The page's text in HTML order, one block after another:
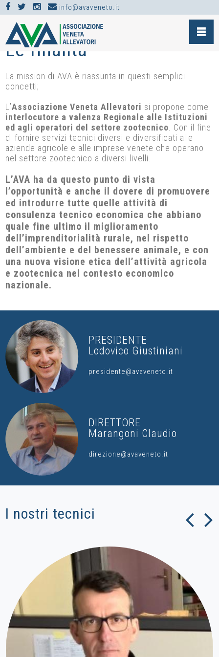
info@avaveneto.it
CHI SIAMO >LE FINALITÀ
Le finalità
La mission di AVA è riassunta in questi semplici
concetti;
L’Associazione Veneta Allevatori si propone come
interlocutore a valenza Regionale alle Istituzioni
ed agli operatori del settore zootecnico . Con il fine
di fornire servizi tecnici diversi e diversificati alle
aziende agricole e alle imprese venete che operano
nel settore zootecnico a diversi livelli.
L’AVA ha da questo punto di vista
l’opportunità e anche il dovere di promuovere
ed introdurre tutte quelle attività di
consulenza tecnico economica che abbiano
quale fine ultimo il miglioramento
dell’imprenditorialità rurale, nel rispetto
dell’ambiente e del benessere animale, e con
una nuova visione etica dell’attività agricola
e zootecnica nel contesto economico
nazionale.
PRESIDENTE
Lodovico Giustiniani
presidente@avaveneto.it
DIRETTORE
Marangoni Claudio
direzione@avaveneto.it
I nostri tecnici